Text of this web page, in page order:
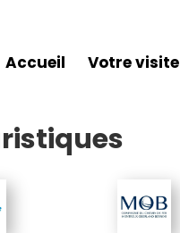
Accueil Votre visite